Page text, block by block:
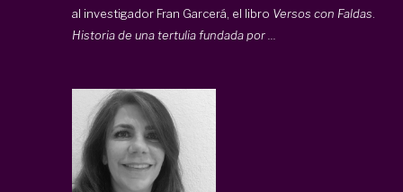
al investigador Fran Garcerá, el libro Versos con Faldas
Historia de una tertulia fundada por ...